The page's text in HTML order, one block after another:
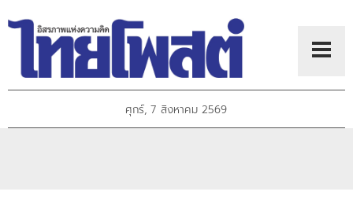
ศุกร์, 7 สิงหาคม 2569